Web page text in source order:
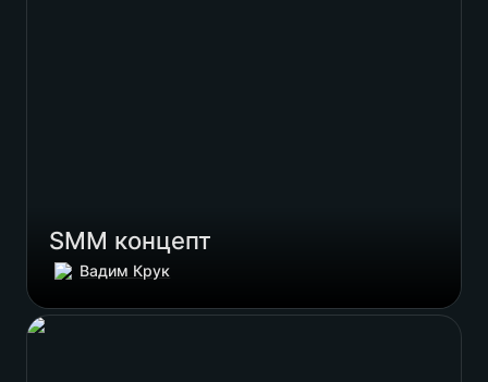
SMM концепт
Вадим Крук
Дашборди